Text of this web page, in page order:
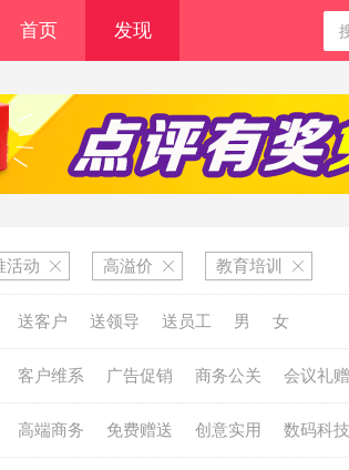
首页 发现
活动 高溢价 教育培训
送客户 送领导 送员工 男 女
客户维系 广告促销 商务公关 会议礼赠
高端商务 免费赠送 创意实用 数码科技